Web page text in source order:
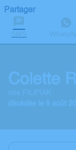
Partager
SMS
Colette
née FILIPIAK
décédée le 9 août